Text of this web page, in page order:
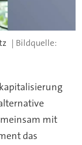
mit
das